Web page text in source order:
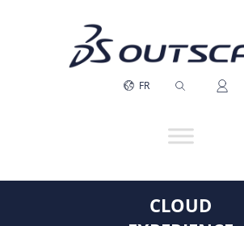
FR
CLOUD